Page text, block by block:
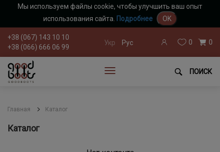
Мы используем файлы cookie, чтобы улучшить ваш опыт
использования сайта. Подробнее OK
+38 (067) 143 10 10
+38 (066) 666 06 99
Укр Рус 0 0
ПОИСК
Главная Каталог
Каталог